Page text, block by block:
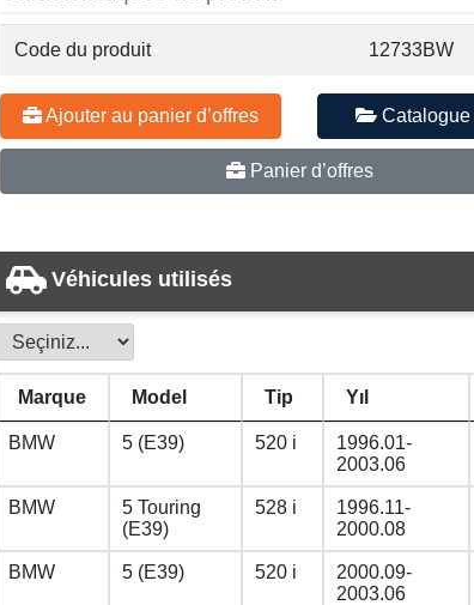
Code du produit 12733BW
Ajouter au panier d’offres
Panier d’offres
Véhicules utilisés
Marque Model Tip Yıl
BMW 5 (E39) 520 i
1996.01-
2003.06
BMW
5 Touring
(E39)
528 i
1996.11-
2000.08
BMW 5 (E39) 520 i
2000.09-
2003.06